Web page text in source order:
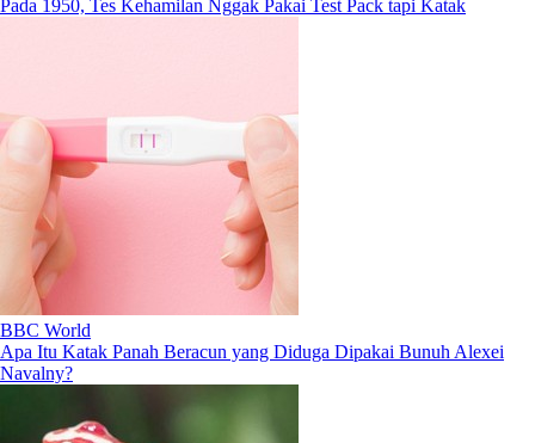
Pada 1950, Tes Kehamilan Nggak Pakai Test Pack tapi Katak
BBC World
Apa Itu Katak Panah Beracun yang Diduga Dipakai Bunuh Alexei
Navalny?